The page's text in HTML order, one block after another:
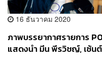
16 ธันวาคม 2020
ภาพบรรยากาศรายการ
แสดงนำ มีน พีรวิชญ์, เซ้น